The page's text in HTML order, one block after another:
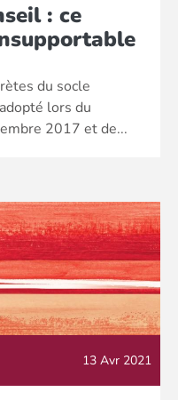
: ce
du socle
lors du
2017 et de...
13 Avr 2021